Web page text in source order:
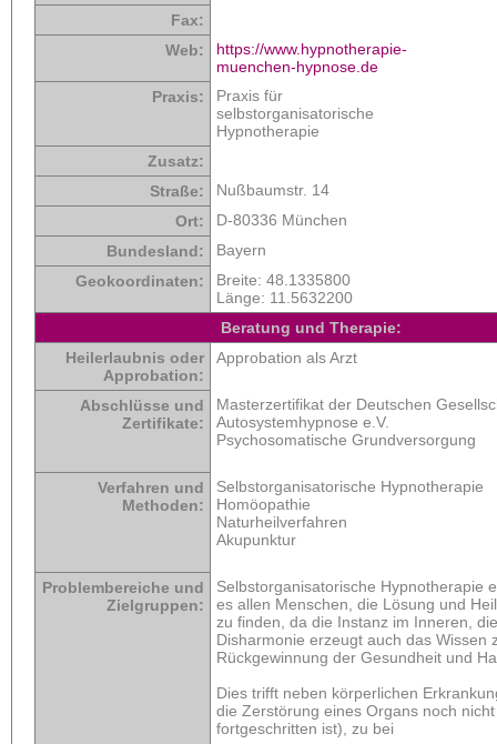
Fax:
Web:
https://www.hypnotherapie-
muenchen-hypnose.de
Praxis:
Praxis für
selbstorganisatorische
Hypnotherapie
Zusatz:
Straße:
Nußbaumstr. 14
Ort:
D-80336 München
Bundesland:
Bayern
Geokoordinaten:
Breite: 48.1335800
Länge: 11.5632200
Beratung und Therapie:
Heilerlaubnis oder
Approbation:
Approbation als Arzt
Abschlüsse und
Zertifikate:
Masterzertifikat der Deutschen
Autosystemhypnose e.V.
Psychosomatische Grundversorgung
Verfahren und
Methoden:
Selbstorganisatorische Hypnotherapie
Homöopathie
Naturheilverfahren
Akupunktur
Problembereiche und
Zielgruppen:
Selbstorganisatorische Hypnotherapie
es allen Menschen, die Lösung und
zu finden, da die Instanz im Inneren, die
Disharmonie erzeugt auch das Wissen
Rückgewinnung der Gesundheit und
Dies trifft neben körperlichen
die Zerstörung eines Organs noch
fortgeschritten ist), zu bei